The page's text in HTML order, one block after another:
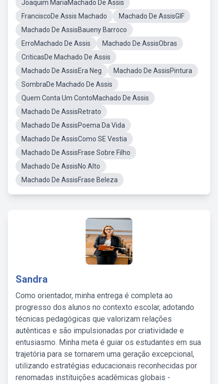
Joaquim MariaMachado De Assis
FranciscoDe Assis Machado
Machado De AssisGIF
Machado De AssisBaueny Barroco
ErroMachado De Assis
Machado De AssisObras
CriticasDe Machado De Assis
Machado De AssisEra Neg
Machado De AssisPintura
SombraDe Machado De Assis
Quem Conta Um ContoMachado De Assis
Machado De AssisRetrato
Machado De AssisPoema Da Vida
Machado De AssisComo SE Vestia
Machado De AssisFrase Sobre Filho
Machado De AssisNo Alto
Machado De AssisFrase Beleza
Sandra
Como orientador, minha entrega é completa ao
progresso dos alunos no contexto escolar, adotando
técnicas pedagógicas que valorizam relações
autênticas e são impulsionadas por criatividade e
entusiasmo. Minha meta é guiar os estudantes em sua
trajetória para se tornarem uma geração excepcional,
utilizando estratégias educacionais reconhecidas por
renomadas instituições acadêmicas globais -